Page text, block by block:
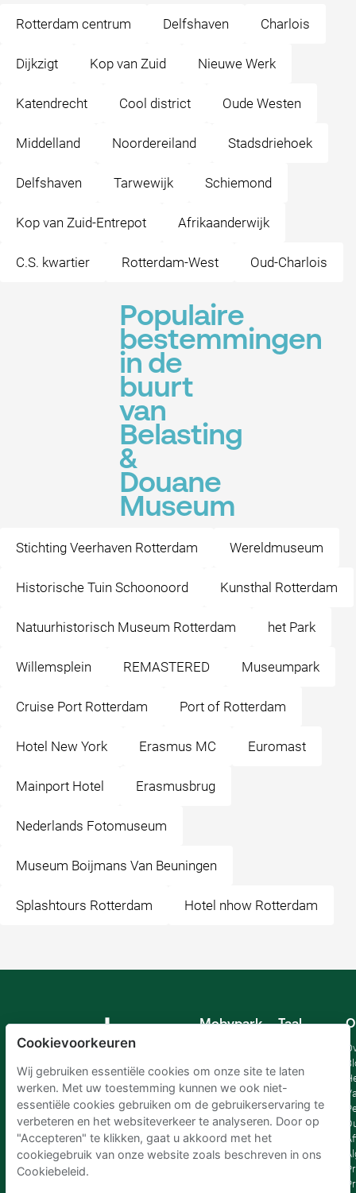
Rotterdam centrum Delfshaven Charlois
Dijkzigt Kop van Zuid Nieuwe Werk
Katendrecht Cool district Oude Westen
Middelland Noordereiland Stadsdriehoek
Delfshaven Tarwewijk Schiemond
Kop van Zuid-Entrepot Afrikaanderwijk
C.S. kwartier Rotterdam-West Oud-Charlois
Populaire
bestemmingen
in de
buurt
van
Belasting
&
Douane
Museum
Stichting Veerhaven Rotterdam Wereldmuseum
Historische Tuin Schoonoord Kunsthal Rotterdam
Natuurhistorisch Museum Rotterdam het Park
Willemsplein REMASTERED Museumpark
Cruise Port Rotterdam Port of Rotterdam
Hotel New York Erasmus MC Euromast
Mainport Hotel Erasmusbrug
Nederlands Fotomuseum
Museum Boijmans Van Beuningen
Splashtours Rotterdam Hotel nhow Rotterdam
Mobypark
Taal
Spaans
Frankrijk
Italiaans
Nederlands
Cookievoorkeuren
Wij gebruiken essentiële cookies om onze site te laten
werken. Met uw toestemming kunnen we ook niet-
essentiële cookies gebruiken om de gebruikerservaring te
verbeteren en het websiteverkeer te analyseren. Door op
"Accepteren" te klikken, gaat u akkoord met het
cookiegebruik van onze website zoals beschreven in ons
Cookiebeleid.